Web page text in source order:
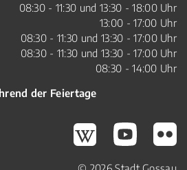
08:30 - 11:30 und 13:30 - 18:00 Uhr
13:00 - 17:00 Uhr
08:30 - 11:30 und 13:30 - 17:00 Uhr
08:30 - 11:30 und 13:30 - 17:00 Uhr
08:30 - 14:00 Uhr
der Feiertage
Gossau Wikipedia
Gossau Youtube
Gossau